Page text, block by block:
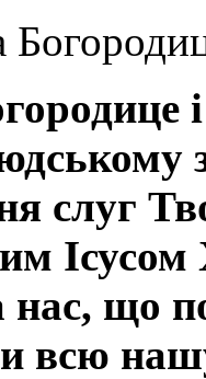
слуг
Ісусом
нас, що
всю